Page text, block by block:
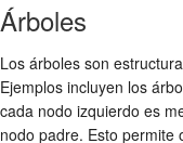
Árboles
Los árboles son
Ejemplos incluyen los
cada nodo izquierdo es
nodo padre. Esto permite